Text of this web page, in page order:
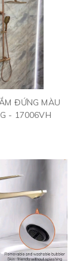
ĐỨNG MÀU
- 17006VH